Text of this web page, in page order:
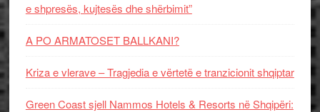
e shpresës, kujtesës dhe shërbimit”
A PO ARMATOSET BALLKANI?
Kriza e vlerave – Tragjedia e vërtetë e tranzicionit shqiptar
Green Coast sjell Nammos Hotels & Resorts në Shqipëri: